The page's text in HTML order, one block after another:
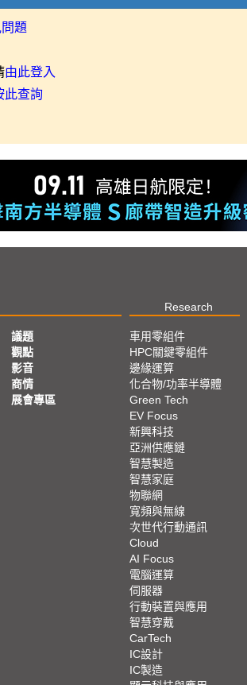
題
由此登入
此查詢
Research
議題
觀點
影音
商情
展會專區
車用零組件
HPC關鍵零組件
邊緣運算
化合物/功率半導體
Green Tech
EV Focus
新興科技
亞洲供應鏈
智慧製造
智慧家庭
物聯網
寬頻與無線
次世代行動通訊
Cloud
AI Focus
電腦運算
伺服器
行動裝置與應用
智慧穿戴
CarTech
IC設計
IC製造